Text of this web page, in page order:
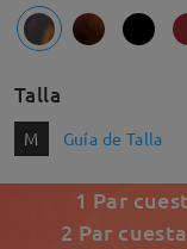
Talla
M Guía de Talla
1 Par
2 Par